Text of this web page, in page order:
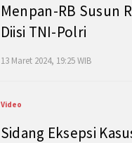
Menpan-RB Susun
Diisi TNI-Polri
13 Maret 2024, 19:25 WIB
Video
Sidang Eksepsi